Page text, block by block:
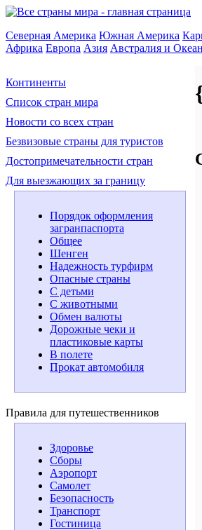
Северная Америка Южная Америка
Африка Европа Азия Австралия и
Континенты
Список стран мира
Новости со всех стран
Безвизовые страны для туристов
Достопримечательности стран
Для выезжающих за границу
Порядок оформления
загранпаспорта
Общее
Шенген
Надежность турфирм
Опасные страны
С детьми
С животными
Обмен валюты
Дорожные чеки и
пластиковые карты
В полете
Прокат автомобиля
Правила для путешественников
Здоровье
Сборы
Аэропорт
Самолет
Безопасность
Транспорт
Гостиница